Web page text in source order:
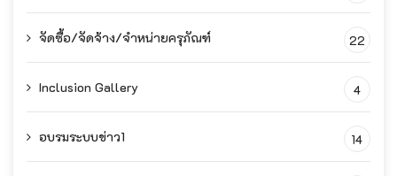
จัดซื้อ/จัดจ้าง/จำหน่ายครุภัณฑ์ 22
Inclusion Gallery 4
อบรมระบบข่าว1 14